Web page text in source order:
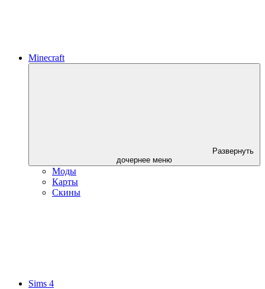
Minecraft
Развернуть
дочернее меню
Моды
Карты
Скины
Sims 4